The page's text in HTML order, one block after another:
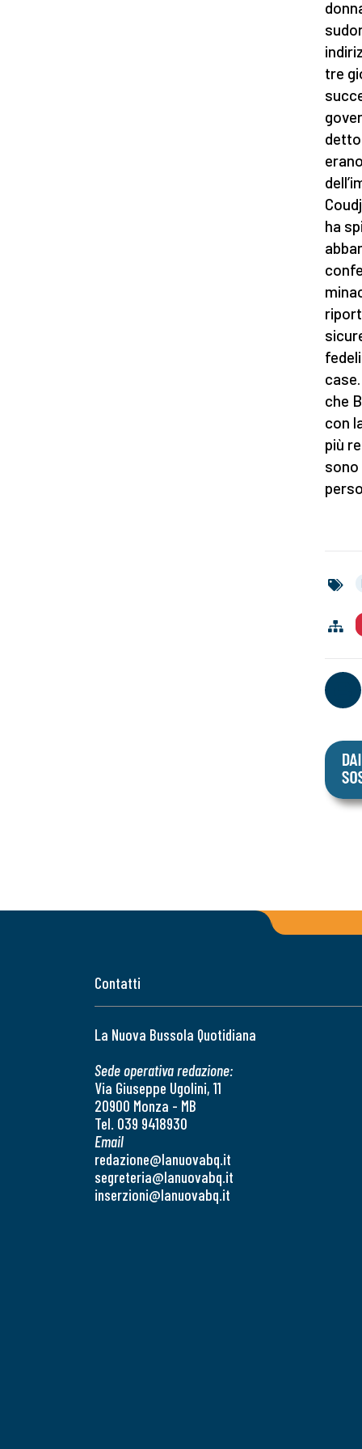
tre
ha
che
con
più
sono
Contatti
La Nuova Bussola Quotidiana
Sede operativa redazione:
Via Giuseppe Ugolini, 11
20900 Monza - MB
Tel. 039 9418930
Email
redazione@lanuovabq.it
segreteria@lanuovabq.it
inserzioni@lanuovabq.it